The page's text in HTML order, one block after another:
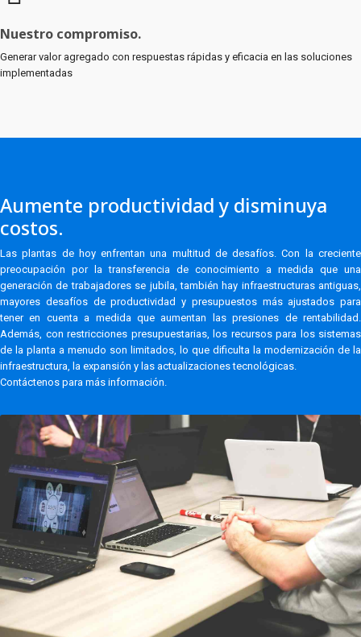
Nuestro compromiso.
Generar valor agregado con respuestas rápidas y eficacia en las soluciones
implementadas
Aumente productividad y disminuya
costos.
Las plantas de hoy enfrentan una multitud de desafíos. Con la creciente
preocupación por la transferencia de conocimiento a medida que una
generación de trabajadores se jubila, también hay infraestructuras antiguas,
mayores desafíos de productividad y presupuestos más ajustados para
tener en cuenta a medida que aumentan las presiones de rentabilidad.
Además, con restricciones presupuestarias, los recursos para los sistemas
de la planta a menudo son limitados, lo que dificulta la modernización de la
infraestructura, la expansión y las actualizaciones tecnológicas.
Contáctenos para más información.